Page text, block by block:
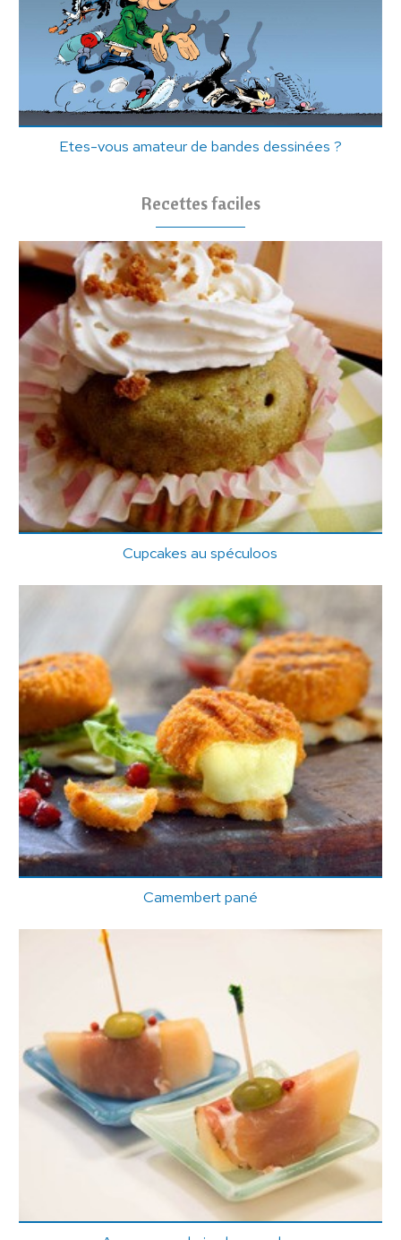
Etes-vous amateur de bandes dessinées ?
Recettes faciles
Cupcakes au spéculoos
Camembert pané